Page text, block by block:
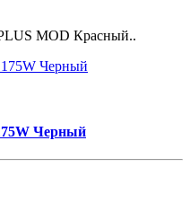
MOD Красный..
Черный